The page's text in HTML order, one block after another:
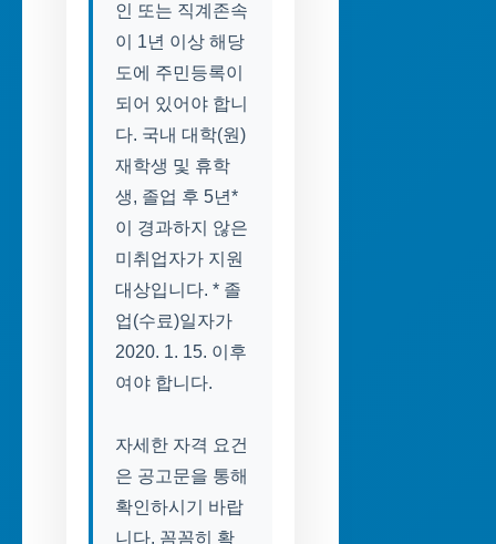
인 또는 직계존속
이 1년 이상 해당
도에 주민등록이
되어 있어야 합니
다. 국내 대학(원)
재학생 및 휴학
생, 졸업 후 5년*
이 경과하지 않은
미취업자가 지원
대상입니다. * 졸
업(수료)일자가
2020. 1. 15. 이후
여야 합니다.
자세한 자격 요건
은 공고문을 통해
확인하시기 바랍
니다. 꼼꼼히 확